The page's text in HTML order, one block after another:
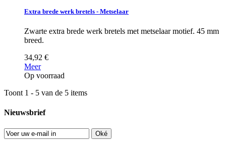
Extra brede werk bretels - Metselaar
Zwarte extra brede werk bretels met metselaar motief. 45 mm
breed.
34,92 €
Meer
Op voorraad
Toont 1 - 5 van de 5 items
Nieuwsbrief
Oké